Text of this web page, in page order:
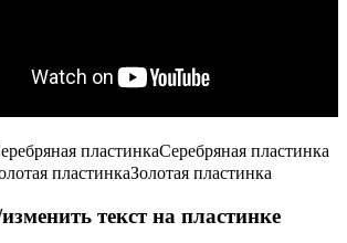
Серебряная пластинка
Золотая пластинка
текст на пластинке